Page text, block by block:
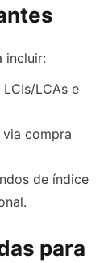
incluir:
LCAs e
compra
de índice
para